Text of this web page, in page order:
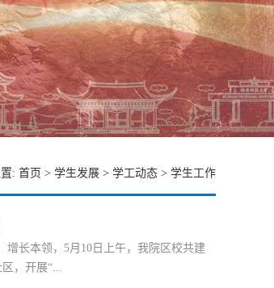
: 首页 > 学生发展 > 学工动态 > 学生工作
增长本领，5月10日上午，我院区校共建
，开展“...